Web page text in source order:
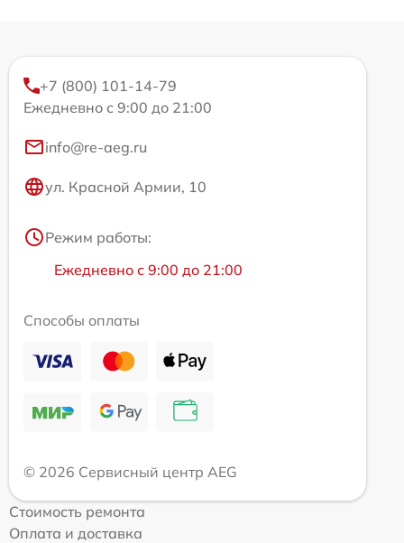
+7 (800) 101-14-79
Ежедневно с 9:00 до 21:00
info@re-aeg.ru
ул. Красной Армии, 10
Режим работы:
Ежедневно с 9:00 до 21:00
Способы оплаты
© 2026 Сервисный центр AEG
Стоимость ремонта
Оплата и доставка